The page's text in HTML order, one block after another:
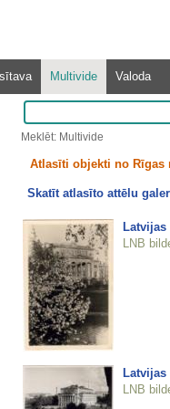
Multivide Valoda
Meklēt: Multivide
Atlasīti objekti no Rīgas
Skatīt atlasīto attēlu
Latvijas
LNB
Latvijas
LNB